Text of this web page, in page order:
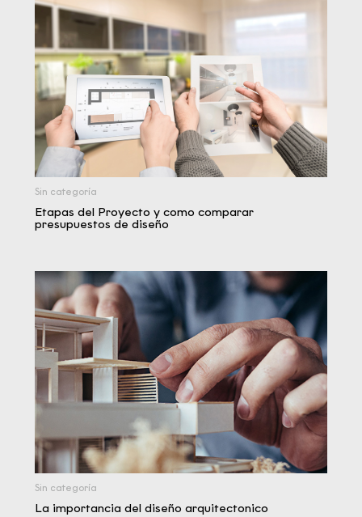
Sin categoría
Etapas del Proyecto y como comparar
presupuestos de diseño
Sin categoría
La importancia del diseño arquitectonico